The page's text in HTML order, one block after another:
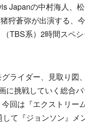
Japanの中村海人、
狩蒼弥が出演する、
TBS系）2時間スペ
ライダー、見取り図
に挑戦していく総合
今回は『エクストリー
て『ジョンソン』メ